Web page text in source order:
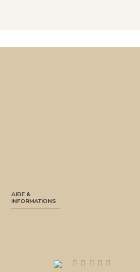
AIDE &
INFORMATIONS